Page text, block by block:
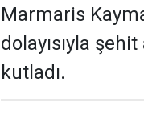
Marmaris
dolayısıyla
kutladı.